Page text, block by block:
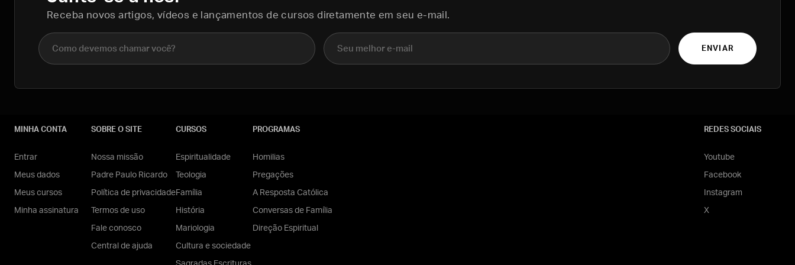
Receba novos artigos, vídeos e lançamentos de cursos diretamente em seu e-mail.
Nome completo E-mail
ENVIAR
MINHA CONTA
Entrar
Meus dados
Meus cursos
Minha assinatura
SOBRE O SITE
Nossa missão
Padre Paulo Ricardo
Política de privacidade
Termos de uso
Fale conosco
Central de ajuda
CURSOS
Espiritualidade
Teologia
Família
História
Mariologia
Cultura e sociedade
PROGRAMAS
Homilias
Pregações
A Resposta Católica
Conversas de Família
Direção Espiritual
REDES SOCIAIS
Youtube
Facebook
Instagram
X